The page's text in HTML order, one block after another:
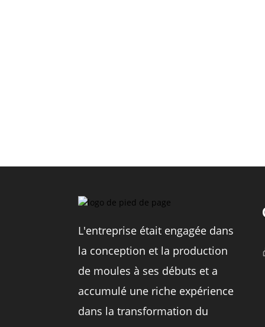
L'entreprise était engagée dans
la conception et la production
de moules à ses débuts et a
accumulé une riche expérience
dans la transformation du